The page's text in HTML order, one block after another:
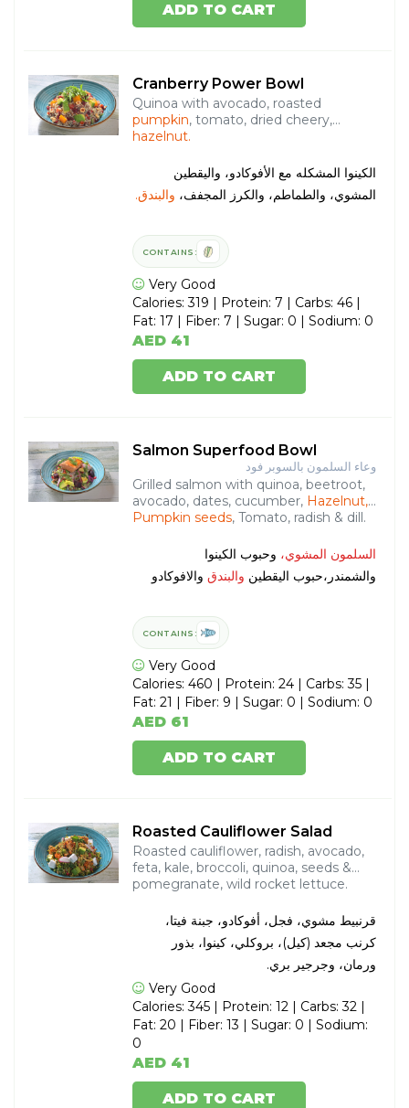
ADD TO CART
Cranberry Power Bowl
Quinoa with avocado, roasted
pumpkin, tomato, dried cheery,
hazelnut.
الكينوا المشكله مع الأفوكادو، واليقطين
المشوي، والطماطم، والكرز المجفف، والبندق.
CONTAINS:
Very Good
Calories: 319 | Protein: 7 | Carbs: 46 |
Fat: 17 | Fiber: 7 | Sugar: 0 | Sodium: 0
AED 41
ADD TO CART
Salmon Superfood Bowl
وعاء السلمون بالسوبر فود
Grilled salmon with quinoa, beetroot,
avocado, dates, cucumber, Hazelnut,
Pumpkin seeds, Tomato, radish & dill.
السلمون المشوي، وحبوب الكينوا
والشمندر،حبوب اليقطين والبندق والافوكادو
CONTAINS:
Very Good
Calories: 460 | Protein: 24 | Carbs: 35 |
Fat: 21 | Fiber: 9 | Sugar: 0 | Sodium: 0
AED 61
ADD TO CART
Roasted Cauliflower Salad
Roasted cauliflower, radish, avocado,
feta, kale, broccoli, quinoa, seeds &
pomegranate, wild rocket lettuce.
قرنبيط مشوي، فجل، أفوكادو، جبنة فيتا،
كرنب مجعد (كيل)، بروكلي، كينوا، بذور
ورمان، وجرجير بري.
Very Good
Calories: 345 | Protein: 12 | Carbs: 32 |
Fat: 20 | Fiber: 13 | Sugar: 0 | Sodium:
0
AED 41
ADD TO CART